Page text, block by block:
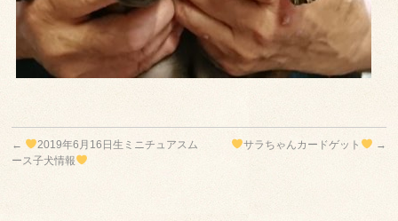
←
2019年6月16日生ミニチュアスム
ース子犬情報
サラちゃんカードゲット →